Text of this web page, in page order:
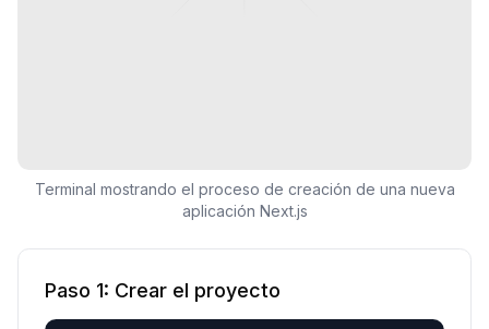
Terminal mostrando el proceso de creación de una nueva
aplicación Next.js
Paso 1: Crear el proyecto